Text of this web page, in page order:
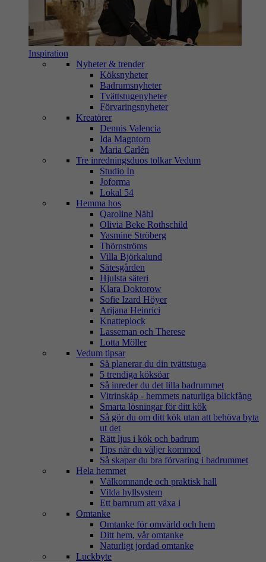
Inspiration
Nyheter & trender
Köksnyheter
Badrumsnyheter
Tvättstugenyheter
Förvaringsnyheter
Kreatörer
Dennis Valencia
Ida Magntorn
Maria Carlén
Tre inredningsduos tolkar Vedum
Studio In
Joforma
Lokal 54
Hemma hos
Qaroline Nähl
Olivia Beke Rothschild
Yasmine Ströberg
Thörnströms
Villa Björkalund
Sätesgården
Hjulsta säteri
Klara Doktorow
Sofie Izard Höyer
Arijana Heinrici
Knatteplock
Lasseman och Therese
Lotta Möller
Vedum tipsar
Så planerar du din tvättstuga
5 trendiga köksöar
Så inreder du det lilla badrummet
Vitrinskåp - hemmets naturliga blickfång
Smarta lösningar för ditt kök
Så gör du om ditt kök utan att behöva byta
ut det
Rätt ljus i kök och badrum
Tips när du väljer kommod
Så skapar du bra förvaring i badrummet
Hela hemmet
Välkomnande och praktisk hall
Vilda hyllsystem
Ett barnrum att växa i
Omtanke
Omtanke för omvärld och hem
Ditt hem, vår omtanke
Naturligt jordad omtanke
Luckbyte